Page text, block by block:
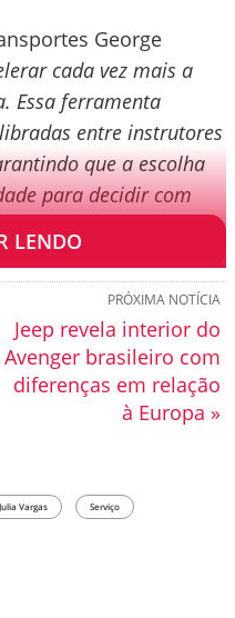
George
cada vez mais a
Essa ferramenta
entre instrutores
que a escolha
para decidir com
LENDO
PRÓXIMA NOTÍCIA
Jeep revela interior do
Avenger brasileiro com
diferenças em relação
à Europa »
Julia Vargas Serviço